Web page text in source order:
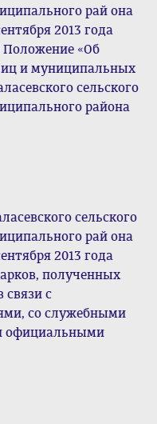
рай она
2013 года
«Об
и муниципальных
сельского
района
сельского
рай она
2013 года
полученных
с
со служебными
официальными